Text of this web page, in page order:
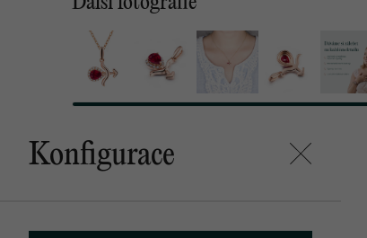
Konfigurace